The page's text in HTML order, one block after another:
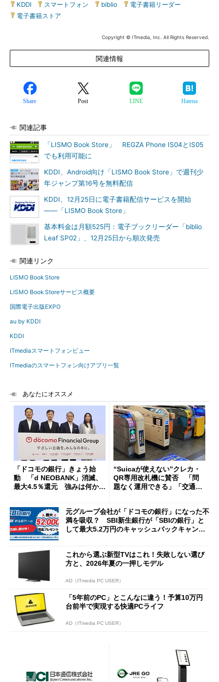
KDDI
スマートフォン biblio 電子書籍リーダー
電子書籍ストア
Copyright © ITmedia, Inc. All Rights Reserved.
関連情報
Share Post LINE Hatena
関連記事
「LISMO Book Store」 REGZA Phone IS04とIS05
でも利用可能に
KDDI、Android向け「LISMO Book Store」で週刊少
年ジャンプ第16号を無料配信
KDDI、12月25日に電子書籍配信サービスを開始
――「LISMO Book Store」
基本料金は月額525円：電子ブックリーダー「biblio
Leaf SP02」、12月25日から順次発売
関連リンク
LISMO Book Store
LISMO Book Storeサービス概要
国際電子出版EXPO
au by KDDI
KDDI
ITmediaスマートフォンビュー
ITmediaのスマートフォン向けアプリ一覧
あなたにオススメ
「ドコモの銀行」きょう始
動 「d NEOBANK」消滅、
最大4.5％還元 強みは何か解
“Suicaが使えない”クレカ・
QR専用改札機に賛否 「問
題なく運用できる」「交通系I
元グループ会社が「ドコモの銀行」になった不
満を吸収？ SBI新生銀行が「SBIの銀行」と
して最大5.2万円のキャッシュバックキャンペ
これから選ぶ新型TVはこれ！失敗しない選び
方と、2026年夏の一押しモデル
AD（ITmedia PC USER）
「5年前のPC」とこんなに違う！予算10万円
台前半で実現する快適PCライフ
AD（ITmedia PC USER）